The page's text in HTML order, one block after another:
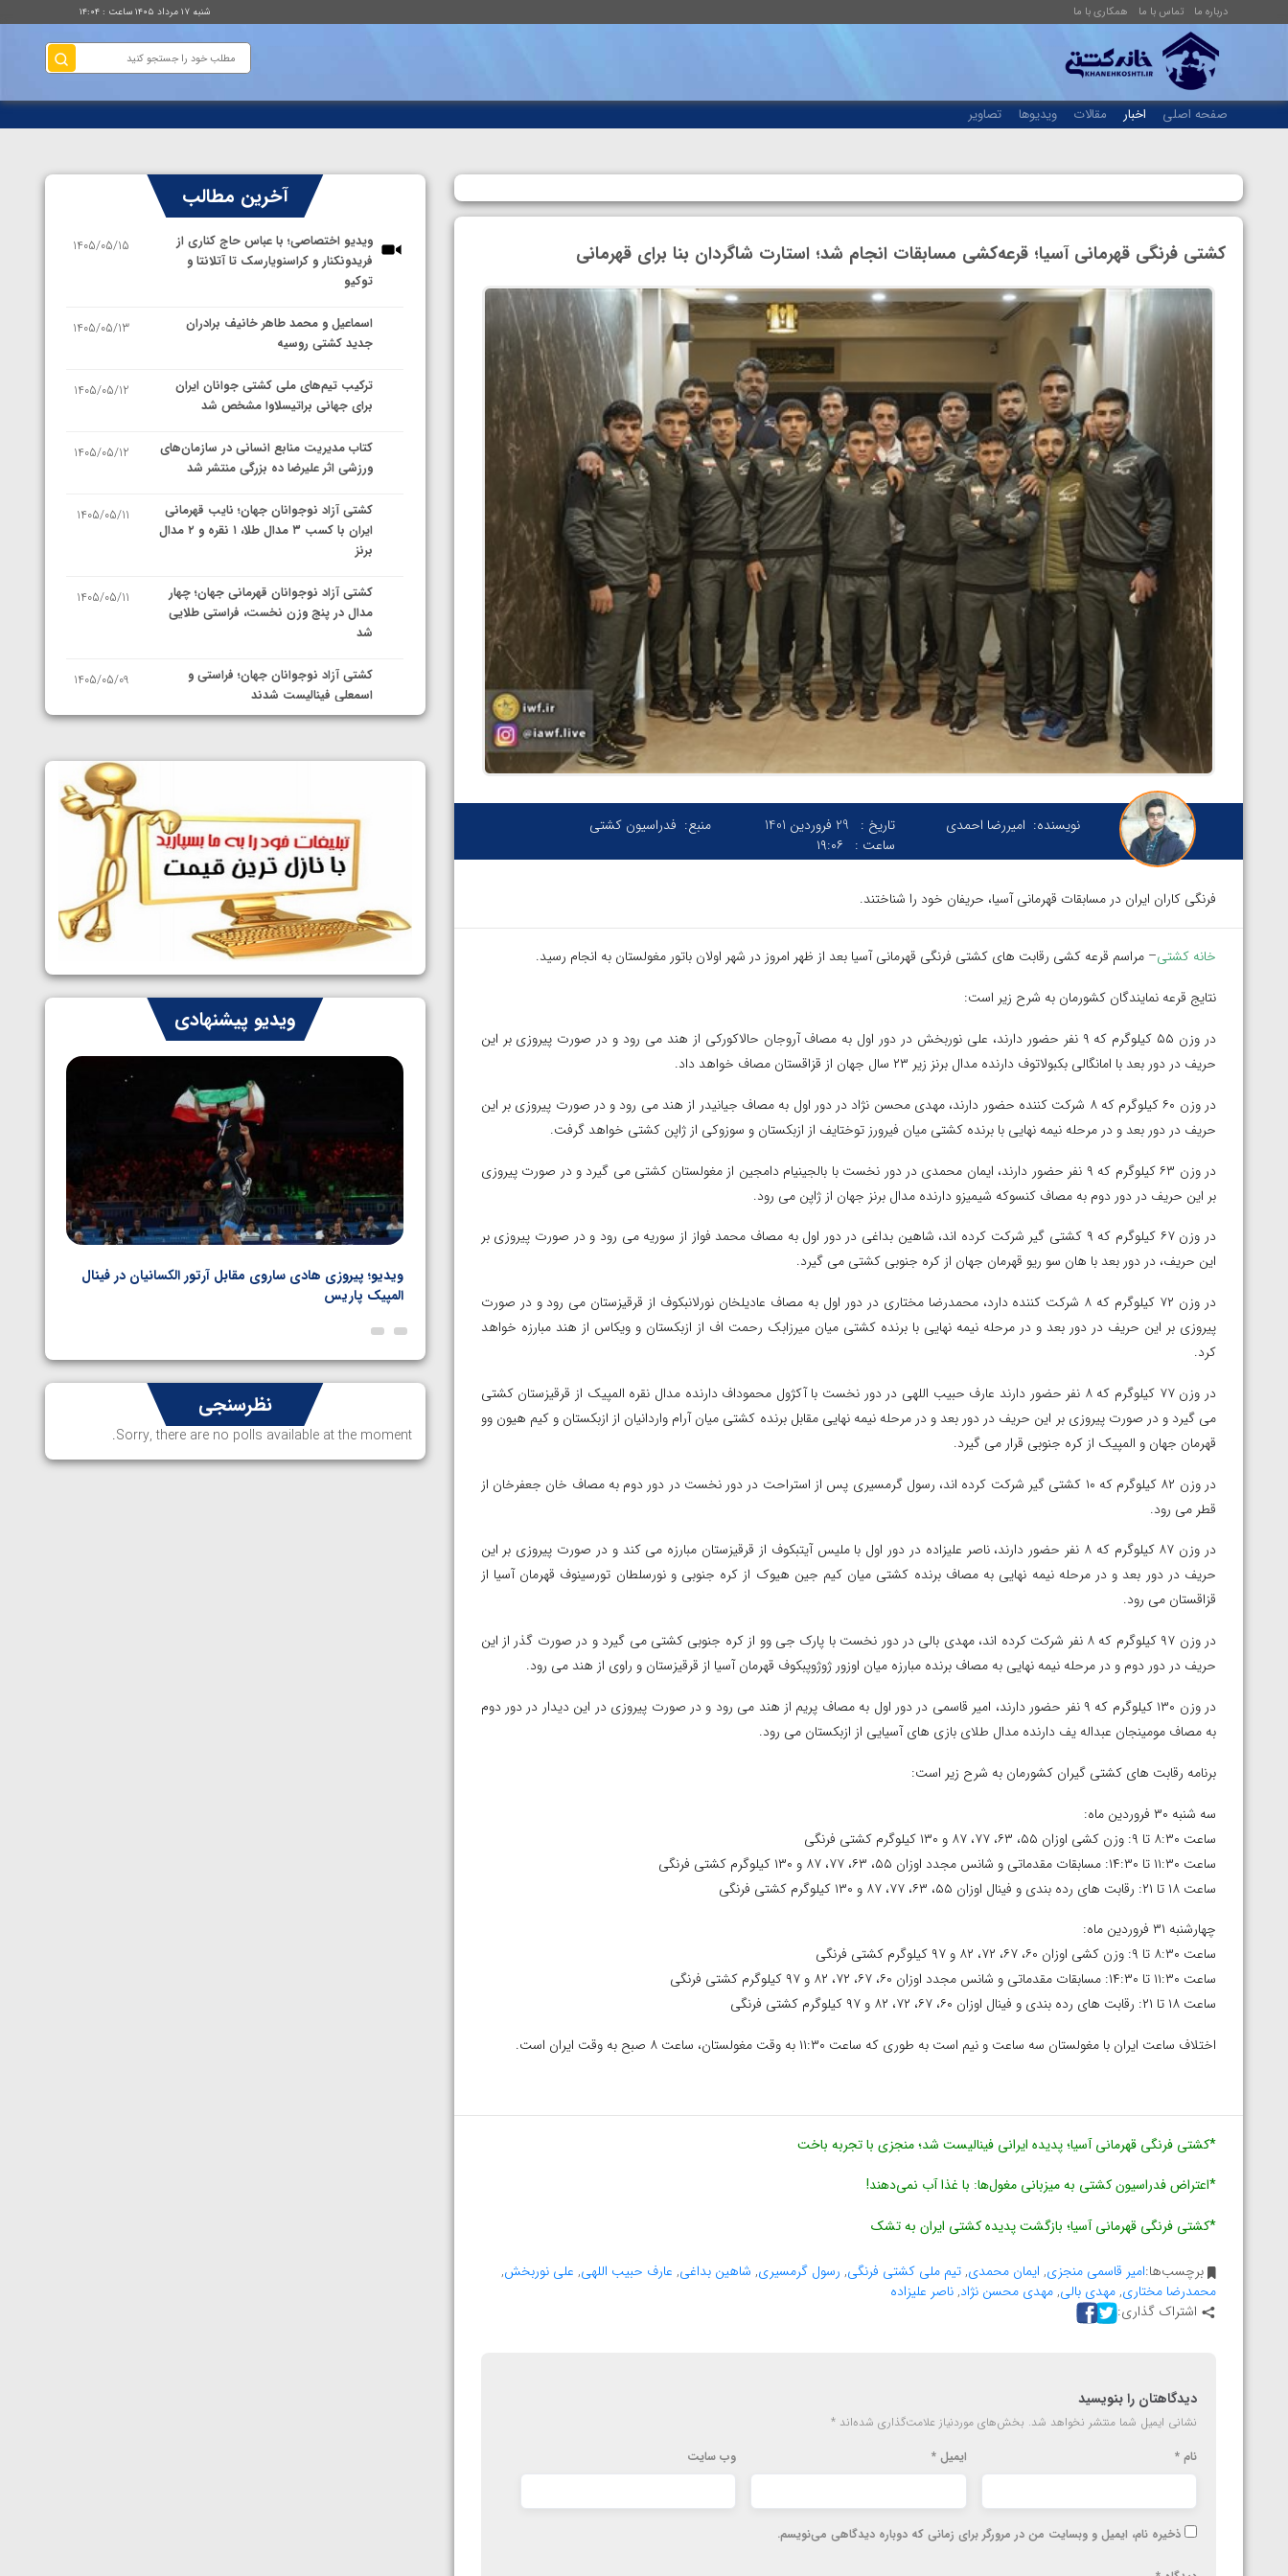
درباره ما تماس با ما همکاری با ما شنبه ۱۷ مرداد ۱۴۰۵ ساعت : ۱۴:۰۴
صفحه اصلی اخبار مقالات ویدیوها تصاویر
کشتی فرنگی قهرمانی آسیا؛ قرعه‌کشی مسابقات انجام شد؛ استارت شاگردان بنا برای قهرمانی
نویسنده: امیررضا احمدی تاریخ :
29 فروردین 1401
ساعت :
۱۹:۰۶
منبع: فدراسیون کشتی
فرنگی کاران ایران در مسابقات قهرمانی آسیا، حریفان خود را شناختند.
خانه کشتی– مراسم قرعه کشی رقابت های کشتی فرنگی قهرمانی آسیا بعد از ظهر امروز در شهر اولان باتور مغولستان به انجام رسید.
نتایج قرعه نمایندگان کشورمان به شرح زیر است:
در وزن ۵۵ کیلوگرم که ۹ نفر حضور دارند، علی نوربخش در دور اول به مصاف آروجان حالاکورکی از هند می رود و در صورت پیروزی بر این
حریف در دور بعد با امانگالی بکبولاتوف دارنده مدال برنز زیر ۲۳ سال جهان از قزاقستان مصاف خواهد داد.
در وزن ۶۰ کیلوگرم که ۸ شرکت کننده حضور دارند، مهدی محسن نژاد در دور اول به مصاف جیانیدر از هند می رود و در صورت پیروزی بر این
حریف در دور بعد و در مرحله نیمه نهایی با برنده کشتی میان فیرورز توختایف از ازبکستان و سوزوکی از ژاپن کشتی خواهد گرفت.
در وزن ۶۳ کیلوگرم که ۹ نفر حضور دارند، ایمان محمدی در دور نخست با بالجینیام دامجین از مغولستان کشتی می گیرد و در صورت پیروزی
بر این حریف در دور دوم به مصاف کنسوکه شیمیزو دارنده مدال برنز جهان از ژاپن می رود.
در وزن ۶۷ کیلوگرم که ۹ کشتی گیر شرکت کرده اند، شاهین بداغی در دور اول به مصاف محمد فواز از سوریه می رود و در صورت پیروزی بر
این حریف، در دور بعد با هان سو ریو قهرمان جهان از کره جنوبی کشتی می گیرد.
در وزن ۷۲ کیلوگرم که ۸ شرکت کننده دارد، محمدرضا مختاری در دور اول به مصاف عادیلخان نورلانبکوف از قرقیزستان می رود و در صورت
پیروزی بر این حریف در دور بعد و در مرحله نیمه نهایی با برنده کشتی میان میرزابک رحمت اف از ازبکستان و ویکاس از هند مبارزه خواهد
کرد.
در وزن ۷۷ کیلوگرم که ۸ نفر حضور دارند عارف حبیب اللهی در دور نخست با آکژول محموداف دارنده مدال نقره المپیک از قرقیزستان کشتی
می گیرد و در صورت پیروزی بر این حریف در دور بعد و در مرحله نیمه نهایی مقابل برنده کشتی میان آرام واردانیان از ازبکستان و کیم هیون وو
قهرمان جهان و المپیک از کره جنوبی قرار می گیرد.
در وزن ۸۲ کیلوگرم که ۱۰ کشتی گیر شرکت کرده اند، رسول گرمسیری پس از استراحت در دور نخست در دور دوم به مصاف خان جعفرخان از
قطر می رود.
در وزن ۸۷ کیلوگرم که ۸ نفر حضور دارند، ناصر علیزاده در دور اول با ملیس آیتبکوف از قرقیزستان مبارزه می کند و در صورت پیروزی بر این
حریف در دور بعد و در مرحله نیمه نهایی به مصاف برنده کشتی میان کیم جین هیوک از کره جنوبی و نورسلطان تورسینوف قهرمان آسیا از
قزاقستان می رود.
در وزن ۹۷ کیلوگرم که ۸ نفر شرکت کرده اند، مهدی بالی در دور نخست با پارک جی وو از کره جنوبی کشتی می گیرد و در صورت گذر از این
حریف در دور دوم و در مرحله نیمه نهایی به مصاف برنده مبارزه میان اوزور ژوژوپبکوف قهرمان آسیا از قرقیزستان و راوی از هند می رود.
در وزن ۱۳۰ کیلوگرم که ۹ نفر حضور دارند، امیر قاسمی در دور اول به مصاف پریم از هند می رود و در صورت پیروزی در این دیدار در دور دوم
به مصاف مومینجان عبداله یف دارنده مدال طلای بازی های آسیایی از ازبکستان می رود.
برنامه رقابت های کشتی گیران کشورمان به شرح زیر است:
سه شنبه ۳۰ فروردین ماه:
ساعت ۸:۳۰ تا ۹: وزن کشی اوزان ۵۵، ۶۳، ۷۷، ۸۷ و ۱۳۰ کیلوگرم کشتی فرنگی
ساعت ۱۱:۳۰ تا ۱۴:۳۰: مسابقات مقدماتی و شانس مجدد اوزان ۵۵، ۶۳، ۷۷، ۸۷ و ۱۳۰ کیلوگرم کشتی فرنگی
ساعت ۱۸ تا ۲۱: رقابت های رده بندی و فینال اوزان ۵۵، ۶۳، ۷۷، ۸۷ و ۱۳۰ کیلوگرم کشتی فرنگی
چهارشنبه ۳۱ فروردین ماه:
ساعت ۸:۳۰ تا ۹: وزن کشی اوزان ۶۰، ۶۷، ۷۲، ۸۲ و ۹۷ کیلوگرم کشتی فرنگی
ساعت ۱۱:۳۰ تا ۱۴:۳۰: مسابقات مقدماتی و شانس مجدد اوزان ۶۰، ۶۷، ۷۲، ۸۲ و ۹۷ کیلوگرم کشتی فرنگی
ساعت ۱۸ تا ۲۱: رقابت های رده بندی و فینال اوزان ۶۰، ۶۷، ۷۲، ۸۲ و ۹۷ کیلوگرم کشتی فرنگی
اختلاف ساعت ایران با مغولستان سه ساعت و نیم است به طوری که ساعت ۱۱:۳۰ به وقت مغولستان، ساعت ۸ صبح به وقت ایران است.
*کشتی فرنگی قهرمانی آسیا؛ پدیده ایرانی فینالیست شد؛ منجزی با تجربه باخت
*اعتراض فدراسیون کشتی به میزبانی مغول‌ها: با غذا آب نمی‌دهند!
*کشتی فرنگی قهرمانی آسیا؛ بازگشت پدیده کشتی ایران به تشک
برچسب‌ها:امیر قاسمی منجزی, ایمان محمدی,تیم ملی کشتی فرنگی, رسول گرمسیری, شاهین بداغی, عارف حبیب اللهی, علی نوربخش,
محمدرضا مختاری,مهدی بالی,مهدی محسن نژاد,ناصر علیزاده
اشتراک گذاری:
دیدگاهتان را بنویسید
نشانی ایمیل شما منتشر نخواهد شد. بخش‌های موردنیاز علامت‌گذاری شده‌اند *
نام * ایمیل* وب‌ سایت
ذخیره نام، ایمیل و وبسایت من در مرورگر برای زمانی که دوباره دیدگاهی می‌نویسم.
آخرین مطالب
ویدیو اختصاصی؛ با عباس حاج کناری از
فریدونکنار و کراسنویارسک تا آتلانتا و
توکیو
1405/05/15
اسماعیل و محمد طاهر خانیف برادران
جدید کشتی روسیه
1405/05/13
ترکیب تیم‌های ملی کشتی جوانان ایران
برای جهانی براتیسلاوا مشخص شد
1405/05/12
کتاب مدیریت منابع انسانی در سازمان‌های
ورزشی اثر علیرضا ده بزرگی منتشر شد
1405/05/12
کشتی آزاد نوجوانان جهان؛ نایب قهرمانی
ایران با کسب ۳ مدال طلا، ۱ نقره و ۲ مدال
برنز
1405/05/11
کشتی آزاد نوجوانان قهرمانی جهان؛ چهار
مدال در پنج وزن نخست، فراستی طلایی
شد
1405/05/11
کشتی آزاد نوجوانان جهان؛ فراستی و
اسمعلی فینالیست شدند
1405/05/09
نمایندگان ایران مشخص شدند
سوم برای ایران
1405/05/07
ایران چشم به راه چهار مدال در پنج وزن
دوم کشتی فرنگی نوجوانان جهان
1405/05/06
ویدیو پیشنهادی
امین میرزازاده
ویدیو؛ باخت امین کاویانی نژاد مقابل مالخاز آمویان از
ارمنستان
ناظم امینه
ویدیو؛ پیروزی هادی ساروی مقابل آرتور الکسانیان در فینال
المپیک پاریس
نظرسنجی
Sorry, there are no polls available at the moment.